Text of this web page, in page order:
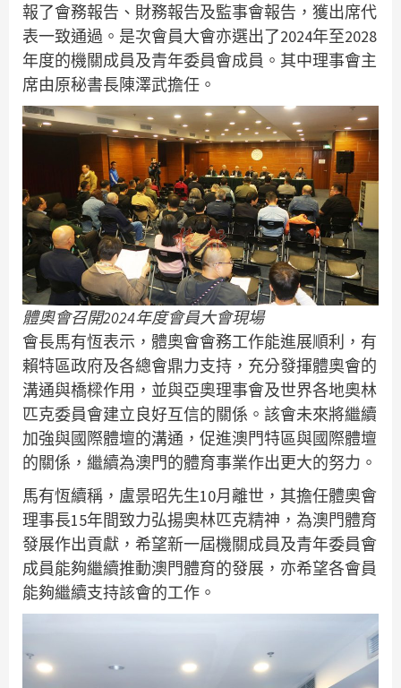
報了會務報告、財務報告及監事會報告，獲出席代
表一致通過。是次會員大會亦選出了2024年至2028
年度的機關成員及青年委員會成員。其中理事會主
席由原秘書長陳澤武擔任。
體奧會召開2024年度會員大會現場
會長馬有恆表示，體奧會會務工作能進展順利，有
賴特區政府及各總會鼎力支持，充分發揮體奧會的
溝通與橋樑作用，並與亞奧理事會及世界各地奧林
匹克委員會建立良好互信的關係。該會未來將繼續
加強與國際體壇的溝通，促進澳門特區與國際體壇
的關係，繼續為澳門的體育事業作出更大的努力。
馬有恆續稱，盧景昭先生10月離世，其擔任體奧會
理事長15年間致力弘揚奧林匹克精神，為澳門體育
發展作出貢獻，希望新一屆機關成員及青年委員會
成員能夠繼續推動澳門體育的發展，亦希望各會員
能夠繼續支持該會的工作。